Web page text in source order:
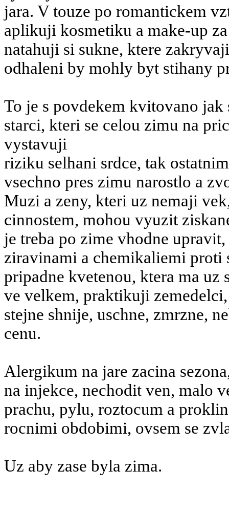
jara. V touze po romantickem
aplikuji kosmetiku a make-up
natahuji si sukne, ktere
odhaleni by mohly byt stihany
To je s povdekem kvitovano
starci, kteri se celou zimu na
vystavuji
riziku selhani srdce, tak
vsechno pres zimu narostlo a
Muzi a zeny, kteri uz nemaji
cinnostem, mohou vyuzit
je treba po zime vhodne
ziravinami a chemikaliemi proti
pripadne kvetenou, ktera ma uz
ve velkem, praktikuji
stejne shnije, uschne, zmrzne,
cenu.
Alergikum na jare zacina
na injekce, nechodit ven, malo
prachu, pylu, roztocum a
rocnimi obdobimi, ovsem se
Uz aby zase byla zima.